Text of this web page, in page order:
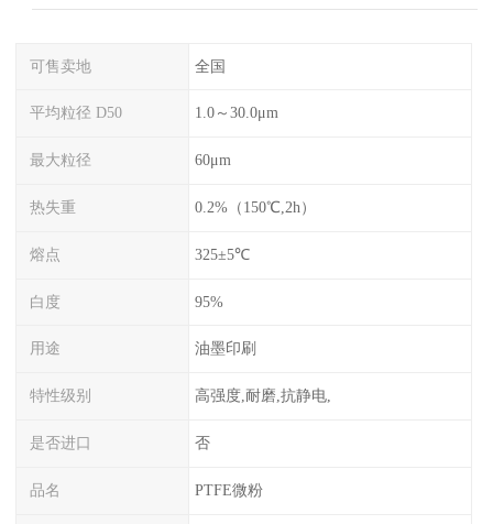
可售卖地 全国
平均粒径 D50 1.0～30.0μm
最大粒径 60μm
热失重 0.2%（150℃,2h）
熔点 325±5℃
白度 95%
用途 油墨印刷
特性级别 高强度,耐磨,抗静电,
是否进口 否
品名 PTFE微粉